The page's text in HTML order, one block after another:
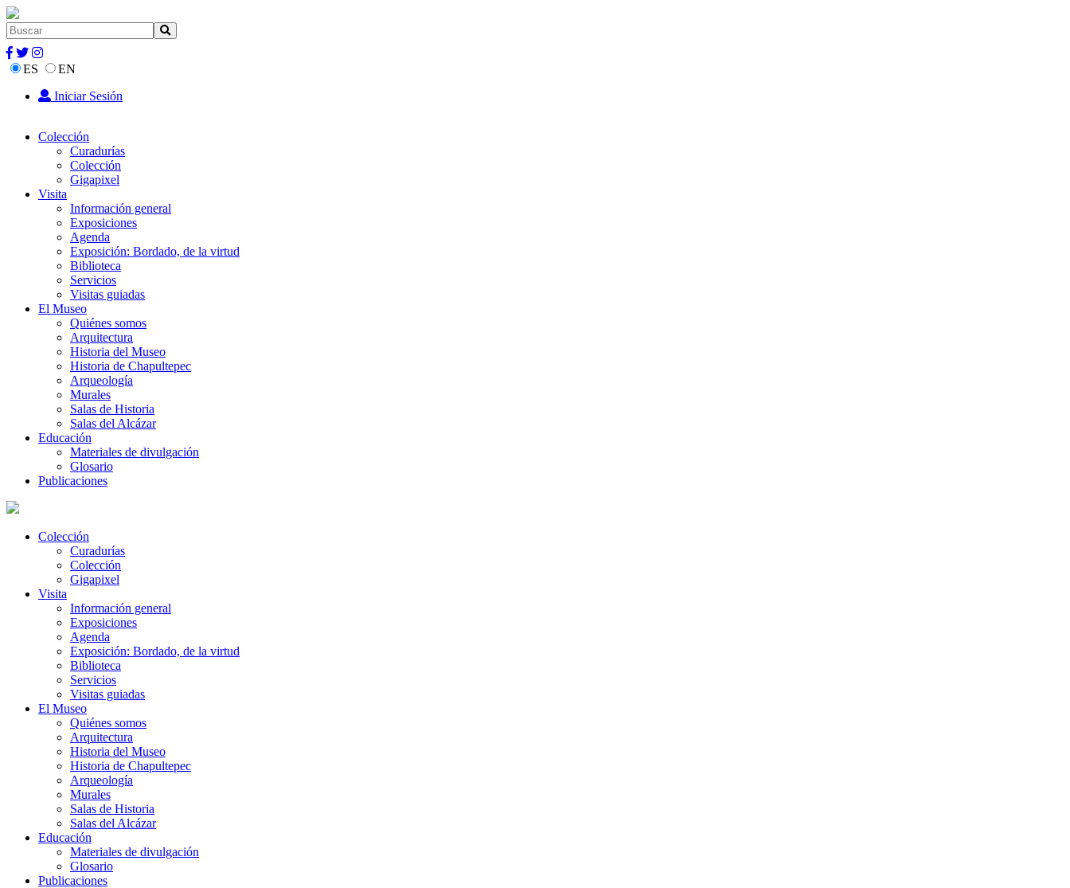
ES
EN
Iniciar Sesión
Colección
Curadurías
Colección
Gigapixel
Visita
Información general
Exposiciones
Agenda
Exposición: Bordado, de la virtud
Biblioteca
Servicios
Visitas guiadas
El Museo
Quiénes somos
Arquitectura
Historia del Museo
Historia de Chapultepec
Arqueología
Murales
Salas de Historia
Salas del Alcázar
Educación
Materiales de divulgación
Glosario
Publicaciones
Colección
Curadurías
Colección
Gigapixel
Visita
Información general
Exposiciones
Agenda
Exposición: Bordado, de la virtud
Biblioteca
Servicios
Visitas guiadas
El Museo
Quiénes somos
Arquitectura
Historia del Museo
Historia de Chapultepec
Arqueología
Murales
Salas de Historia
Salas del Alcázar
Educación
Materiales de divulgación
Glosario
Publicaciones